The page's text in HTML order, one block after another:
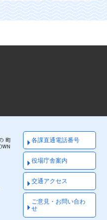
各課直通電話番号
役場庁舎案内
交通アクセス
ご意見・お問い合わ
せ